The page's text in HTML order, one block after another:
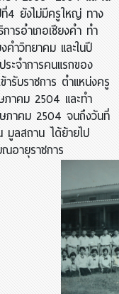
ที่4 ยังไม่มีครูใหญ่ ทาง
รอำเภอเชียงคำ ทำ
คำวิทยาคม และในปี
ะจำการคนแรกของ
ารับราชการ ตำแหน่งครู
ภาคม 2504 และทำ
ภาคม 2504 จนถึงวันที่
มูลสถาน ได้ย้ายไป
อายุราชการ